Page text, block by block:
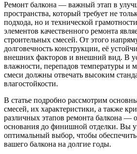
Ремонт балкона — важный этап в
пространства, который требует не
подхода, но и технической
элементов качественного ремонта
строительных смесей. От этого
долговечность конструкции, её
внешних факторов и внешний вид. В
влажности, перепадов температуры и
смеси должны отвечать высоким
влагостойкости.
В статье подробно рассмотрим
смесей, их характеристики, а также
различных этапов ремонта балкона —
основания до финишной отделки. Вы
оптимальный выбор, чтобы
вашего балкона на долгие годы.